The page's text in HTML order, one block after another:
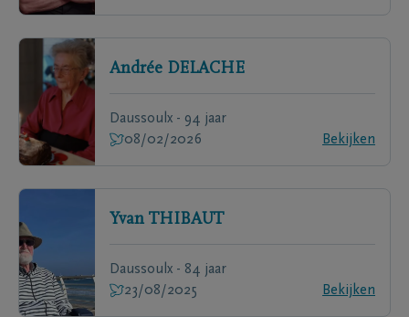
Andrée DELACHE
Daussoulx - 94 jaar
08/02/2026
Bekijken
Yvan THIBAUT
Daussoulx - 84 jaar
23/08/2025
Bekijken